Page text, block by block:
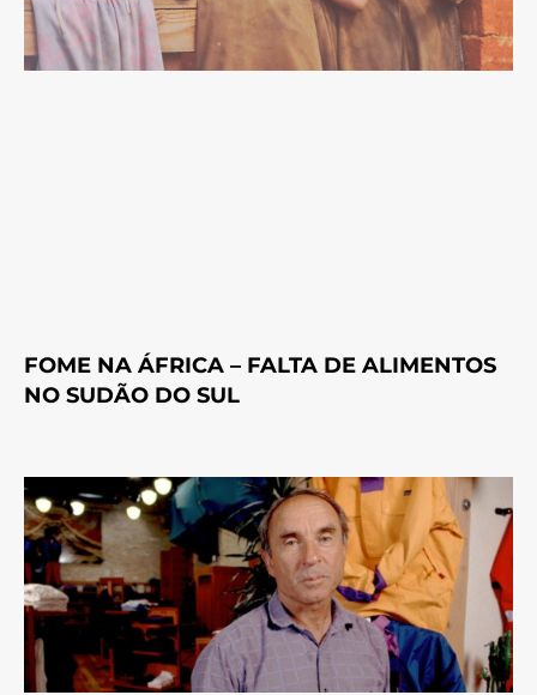
FOME NA ÁFRICA – FALTA DE ALIMENTOS
NO SUDÃO DO SUL